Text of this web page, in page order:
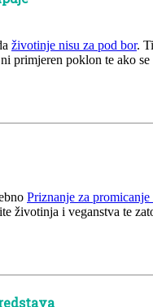
životinje nisu za pod bor.
primjeren poklon te ako
Priznanje za
životinja i veganstva te